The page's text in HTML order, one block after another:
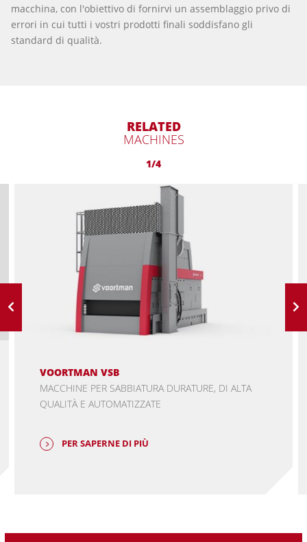
macchina, con l'obiettivo di fornirvi un assemblaggio privo di
errori in cui tutti i vostri prodotti finali soddisfano gli
standard di qualità.
RELATED
MACHINES
1/4
VOORTMAN VSB
MACCHINE PER SABBIATURA DURATURE, DI ALTA
QUALITÀ E AUTOMATIZZATE
PER SAPERNE DI PIÙ